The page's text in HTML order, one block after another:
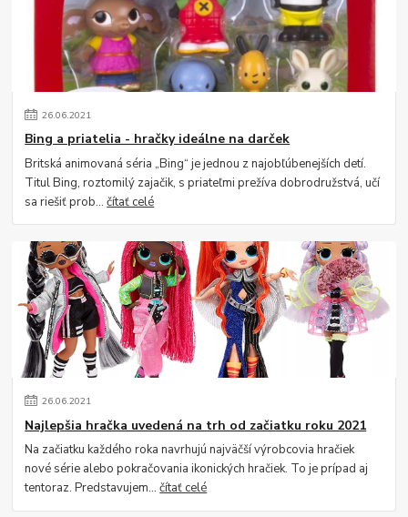
26.06.2021
Bing a priatelia - hračky ideálne na darček
Britská animovaná séria „Bing“ je jednou z najobľúbenejších detí.
Titul Bing, roztomilý zajačik, s priateľmi prežíva dobrodružstvá, učí
sa riešiť prob...čítať celé
26.06.2021
Najlepšia hračka uvedená na trh od začiatku roku 2021
Na začiatku každého roka navrhujú najväčší výrobcovia hračiek
nové série alebo pokračovania ikonických hračiek. To je prípad aj
tentoraz. Predstavujem...čítať celé